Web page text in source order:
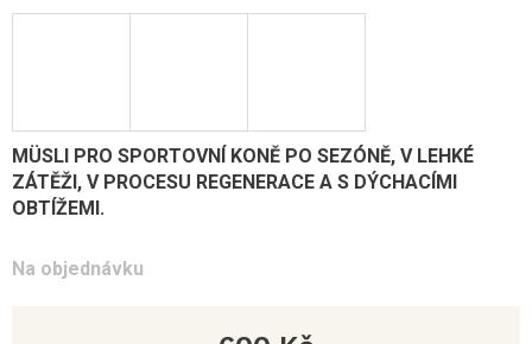
Na objednávku
MÜSLI PRO SPORTOVNÍ KONĚ PO SEZÓNĚ, V LEHKÉ
ZÁTĚŽI, V PROCESU REGENERACE A S DÝCHACÍMI
OBTÍŽEMI.